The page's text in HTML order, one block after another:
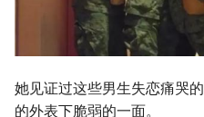
她见证过这些男生失恋痛哭
的外表下脆弱的一面。